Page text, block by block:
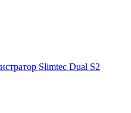
Slimtec Dual S2